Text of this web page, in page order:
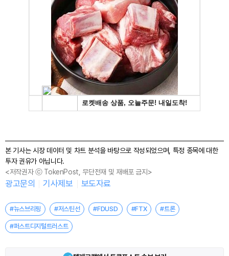
본 기사는 시장 데이터 및 차트 분석을 바탕으로 작성되었으며, 특정 종목에 대한
투자 권유가 아닙니다.
<저작권자 ⓒ TokenPost, 무단전재 및 재배포 금지>
광고문의 기사제보 보도자료
#뉴스브리핑 #저스틴선 #FDUSD #FTX #트론
#퍼스트디지털트러스트